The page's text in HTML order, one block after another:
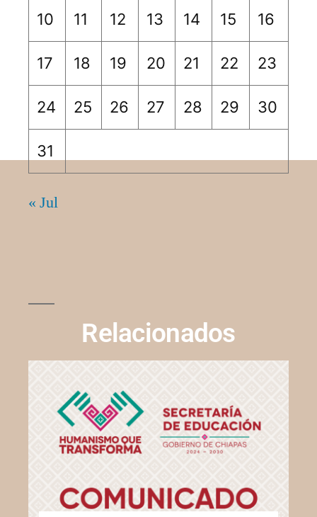
10 11 12 13 14 15 16
17 18 19 20 21 22 23
24 25 26 27 28 29 30
31
« Jul
Relacionados